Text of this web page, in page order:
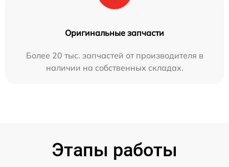
Оригинальные запчасти
Более 20 тыс. запчастей от производителя в
наличии на собственных складах.
Этапы работы